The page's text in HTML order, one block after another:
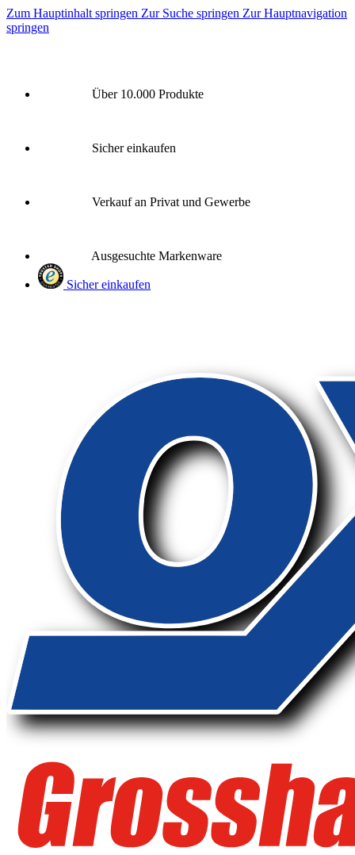
Zum Hauptinhalt springen Zur Suche springen Zur Hauptnavigation
springen
Über 10.000 Produkte
Sicher einkaufen
Verkauf an Privat und Gewerbe
Ausgesuchte Markenware
Sicher einkaufen